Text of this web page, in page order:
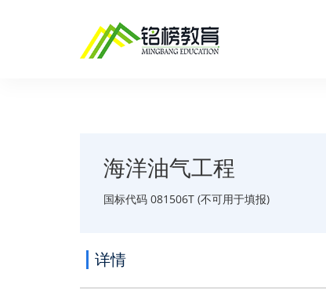
海洋油气工程
国标代码 081506T (不可用于填报)
详情